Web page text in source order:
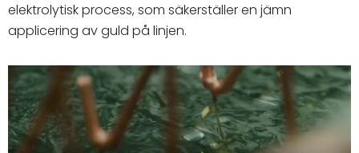
elektrolytisk process, som säkerställer en jämn
applicering av guld på linjen.